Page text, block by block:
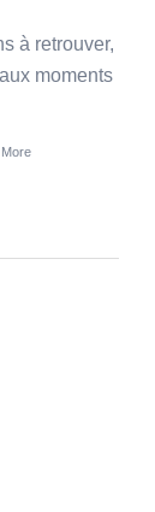
à retrouver,
moments